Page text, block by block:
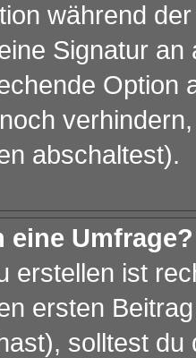
während
Signatur
Option
abschaltest).
eine Umfrage?
erstellen ist
ersten
solltest